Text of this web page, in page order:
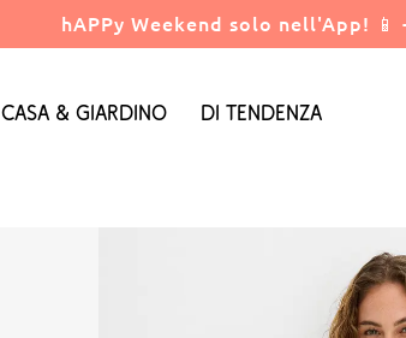
hAPPy Weekend solo nell'App! 📱
Casa & Giardino Di tendenza